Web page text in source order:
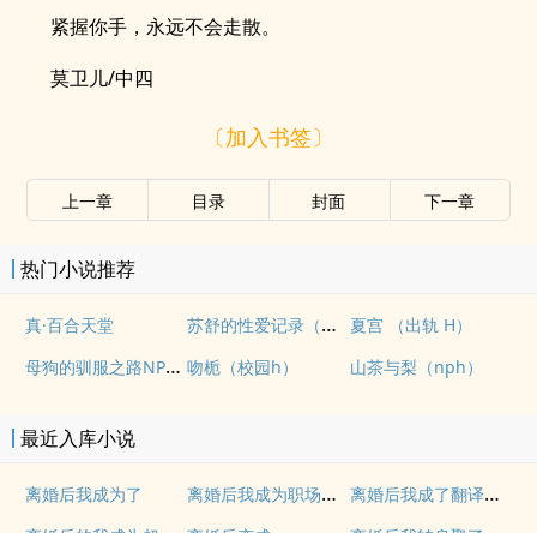
紧握你手，永远不会走散。
莫卫儿/中四
〔加入书签〕
上一章 目录 封面 下一章
热门小说推荐
真·百合天堂 苏舒的性爱记录（高H） 夏宫 （出轨 H）
母狗的驯服之路NP（强制爱） 吻栀（校园h） 山茶与梨（nph）
最近入库小说
离婚后我成为了 离婚后我成为职场掌权人
离婚后我成了翻译官最新章节更新时间